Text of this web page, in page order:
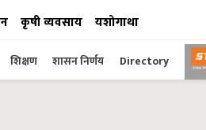
कृषी व्यवसाय यशोगाथा
शिक्षण शासन निर्णय Directory